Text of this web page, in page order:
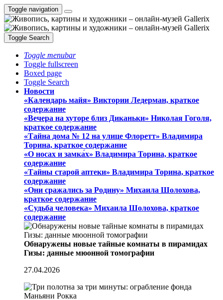
Toggle navigation
Toggle Search
Toggle menubar
Toggle fullscreen
Boxed page
Toggle Search
Новости
«Календарь майя» Виктории Ледерман, краткое
содержание
«Вечера на хуторе близ Диканьки» Николая Гоголя,
краткое содержание
«Тайна дома № 12 на улице Флоретт» Владимира
Торина, краткое содержание
«О носах и замка́х» Владимира Торина, краткое
содержание
«Тайны старой аптеки» Владимира Торина, краткое
содержание
«Они сражались за Родину» Михаила Шолохова,
краткое содержание
«Судьба человека» Михаила Шолохова, краткое
содержание
Обнаружены новые тайные комнаты в пирамидах
Гизы: данные мюонной томографии
27.04.2026